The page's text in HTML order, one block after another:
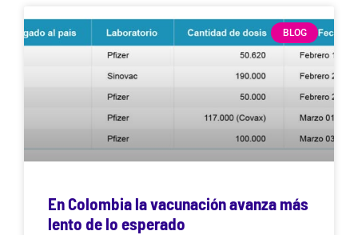
BLOG
En Colombia la vacunación avanza más
lento de lo esperado